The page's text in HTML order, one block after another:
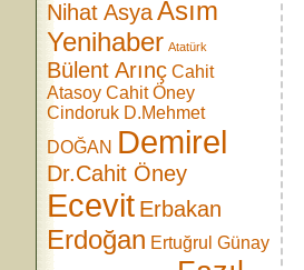
Nihat AsyaAsım
Yenihaber Atatürk
Bülent Arınç Cahit
Atasoy Cahit Öney
Cindoruk D.Mehmet
DOĞAN Demirel
Dr.Cahit Öney
Ecevit Erbakan
Erdoğan Ertuğrul Günay